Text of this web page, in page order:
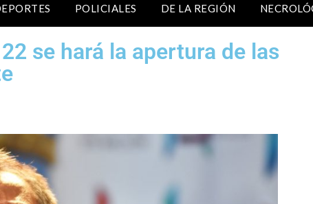
POLICIALES DE LA REGIÓN
se hará la apertura de las